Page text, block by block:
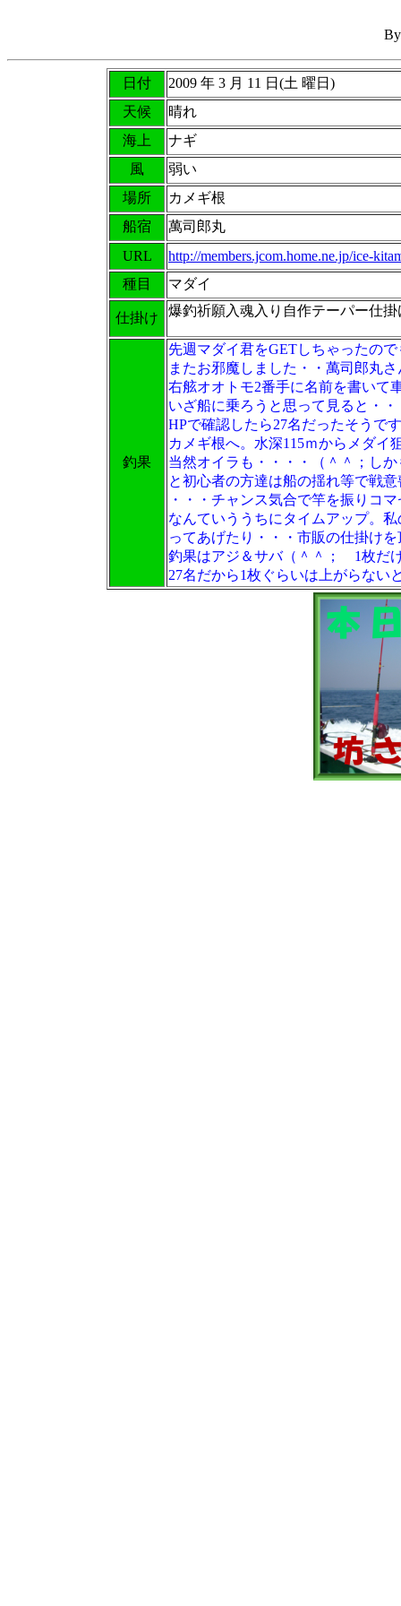
日付
2009 年 3 月 11 日(土 曜日)
天候
晴れ
海上
ナギ
風
弱い
場所
カメギ根
船宿
萬司郎丸
URL
http://members.jcom.home.ne.jp/ice-
種目
マダイ
仕掛け 爆釣祈願入魂入り自作テーパー仕
釣果
先週マダイ君をGETしちゃったの
またお邪魔しました・・萬司郎丸
右舷オオトモ2番手に名前を書いて
いざ船に乗ろうと思って見ると・
HPで確認したら27名だったそうで
カメギ根へ。水深115ｍからメダイ
当然オイラも・・・・（＾＾；し
と初心者の方達は船の揺れ等で戦
・・・チャンス気合で竿を振りコ
なんていううちにタイムアップ。
ってあげたり・・・市販の仕掛け
釣果はアジ＆サバ（＾＾； 1枚だ
27名だから1枚ぐらいは上がらない